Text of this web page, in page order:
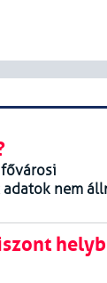
nem